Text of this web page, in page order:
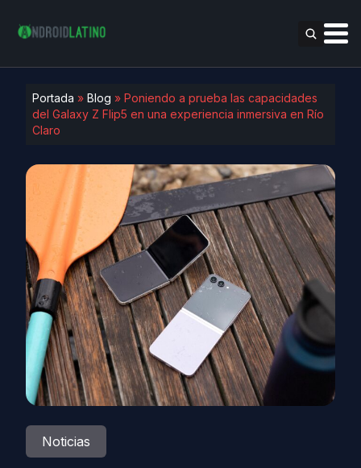
Portada » Blog » Poniendo a prueba las capacidades
del Galaxy Z Flip5 en una experiencia inmersiva en Río
Claro
Noticias